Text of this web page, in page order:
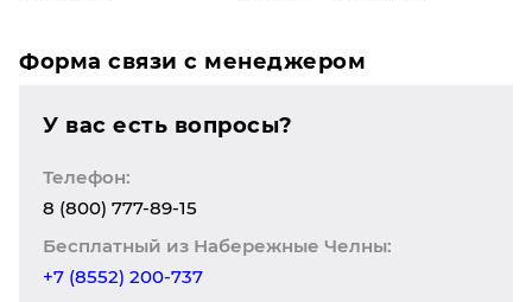
Форма связи с менеджером
У вас есть вопросы?
Телефон:
8 (800) 777-89-15
Бесплатный из Набережные Челны:
+7 (8552) 200-737